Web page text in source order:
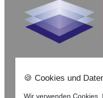
🍪 Cookies und
Wir verwenden